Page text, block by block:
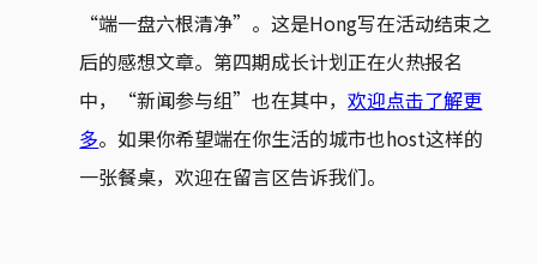
“端一盘六根清净”。这是Hong写在活动结束之
后的感想文章。第四期成长计划正在火热报名
中，“新闻参与组”也在其中，欢迎点击了解更
多。如果你希望端在你生活的城市也host这样的
一张餐桌，欢迎在留言区告诉我们。